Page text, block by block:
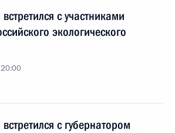
с участниками
экологического
20:00
с губернатором